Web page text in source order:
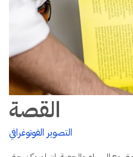
القصة
التصوير الفوتوغرافي